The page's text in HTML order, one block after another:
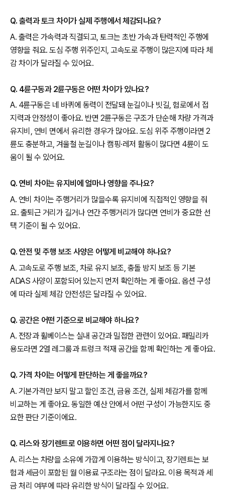
Q. 출력과 토크 차이가 실제 주행에서 체감되나요?
A. 출력은 가속력과 직결되고, 토크는 초반 가속과 탄력적인 주행에
영향을 줘요. 도심 주행 위주인지, 고속도로 주행이 많은지에 따라 체
감 차이가 달라질 수 있어요.
Q. 4륜구동과 2륜구동은 어떤 차이가 있나요?
A. 4륜구동은 네 바퀴에 동력이 전달돼 눈길이나 빗길, 험로에서 접
지력과 안정성이 좋아요. 반면 2륜구동은 구조가 단순해 차량 가격과
유지비, 연비 면에서 유리한 경우가 많아요. 도심 위주 주행이라면 2
륜도 충분하고, 겨울철 눈길이나 캠핑·레저 활동이 많다면 4륜이 도
움이 될 수 있어요.
Q. 연비 차이는 유지비에 얼마나 영향을 주나요?
A. 연비 차이는 주행거리가 많을수록 유지비에 직접적인 영향을 줘
요. 출퇴근 거리가 길거나 연간 주행거리가 많다면 연비가 중요한 선
택 기준이 될 수 있어요.
Q. 안전 및 주행 보조 사양은 어떻게 비교해야 하나요?
A. 고속도로 주행 보조, 차로 유지 보조, 충돌 방지 보조 등 기본
ADAS 사양이 포함되어 있는지 먼저 확인하는 게 좋아요. 옵션 구성
에 따라 실제 체감 안전성은 달라질 수 있어요.
Q. 공간은 어떤 기준으로 비교해야 하나요?
A. 전장과 휠베이스는 실내 공간과 밀접한 관련이 있어요. 패밀리카
용도라면 2열 레그룸과 트렁크 적재 공간을 함께 확인하는 게 좋아요.
Q. 가격 차이는 어떻게 판단하는 게 좋을까요?
A. 기본가격만 보지 말고 할인 조건, 금융 조건, 실제 체감가를 함께
비교하는 게 좋아요. 동일한 예산 안에서 어떤 구성이 가능한지도 중
요한 판단 기준이에요.
Q. 리스와 장기렌트로 이용하면 어떤 점이 달라지나요?
A. 리스는 차량을 소유에 가깝게 이용하는 방식이고, 장기렌트는 보
험과 세금이 포함된 월 이용료 구조라는 점이 달라요. 이용 목적과 세
금 처리 여부에 따라 유리한 방식이 달라질 수 있어요.